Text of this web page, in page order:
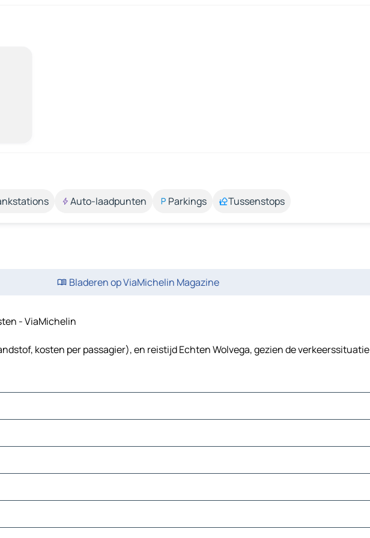
Auto-laadpunten Parkings Tussenstops
Bladeren op ViaMichelin Magazine
- ViaMichelin
kosten per passagier), en reistijd Echten Wolvega, gezien de verkeerssituatie